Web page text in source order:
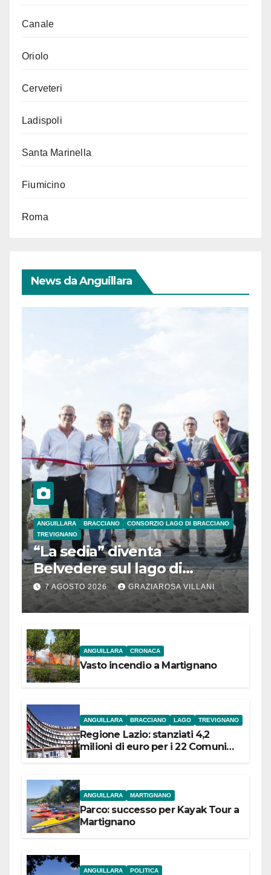
Canale
Oriolo
Cerveteri
Ladispoli
Santa Marinella
Fiumicino
Roma
News da Anguillara
ANGUILLARA BRACCIANO
CONSORZIO LAGO DI BRACCIANO
TREVIGNANO
“La sedia” diventa
Belvedere sul lago di
Bracciano: ieri
l’inaugurazione
7 AGOSTO 2026 GRAZIAROSA VILLANI
ANGUILLARA CRONACA
Vasto incendio a Martignano
ANGUILLARA BRACCIANO LAGO TREVIGNANO
Regione Lazio: stanziati 4,2
milioni di euro per i 22 Comuni
ANGUILLARA MARTIGNANO
Parco: successo per Kayak Tour a
Martignano
ANGUILLARA POLITICA